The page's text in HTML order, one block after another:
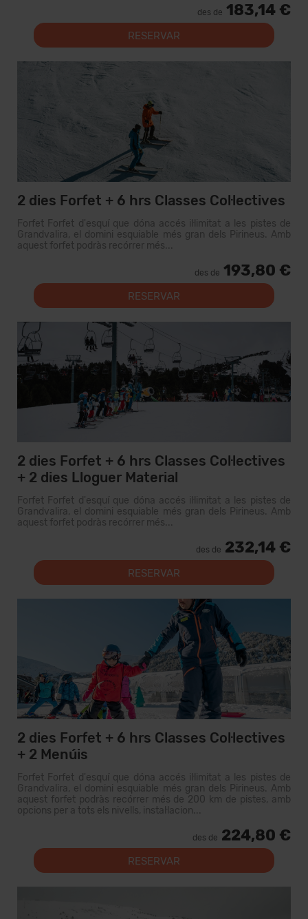
des de 183,14 €
RESERVAR
2 dies Forfet + 6 hrs Classes Col·lectives
Forfet Forfet d'esquí que dóna accés il·limitat a les pistes de
Grandvalira, el domini esquiable més gran dels Pirineus. Amb
aquest forfet podràs recórrer més...
des de 193,80 €
RESERVAR
2 dies Forfet + 6 hrs Classes Col·lectives
+ 2 dies Lloguer Material
Forfet Forfet d'esquí que dóna accés il·limitat a les pistes de
Grandvalira, el domini esquiable més gran dels Pirineus. Amb
aquest forfet podràs recórrer més...
des de 232,14 €
RESERVAR
2 dies Forfet + 6 hrs Classes Col·lectives
+ 2 Menúis
Forfet Forfet d'esquí que dóna accés il·limitat a les pistes de
Grandvalira, el domini esquiable més gran dels Pirineus. Amb
aquest forfet podràs recórrer més de 200 km de pistes, amb
opcions per a tots els nivells, instal·lacion...
des de 224,80 €
RESERVAR